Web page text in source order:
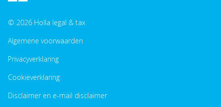
© 2026 Holla legal & tax
Algemene voorwaarden
Privacyverklaring
Cookieverklaring
Disclaimer en e-mail disclaimer